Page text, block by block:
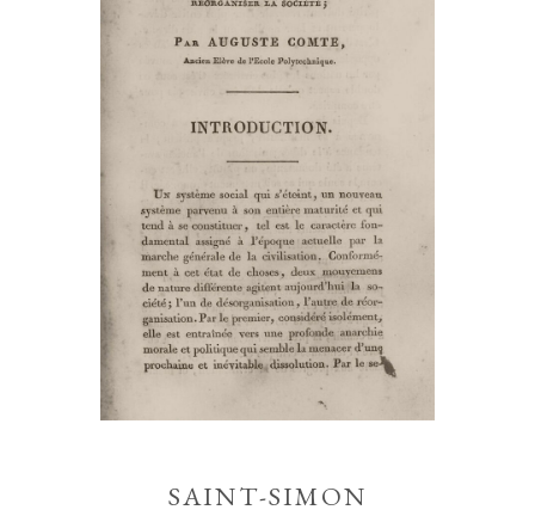
SAINT-SIMON